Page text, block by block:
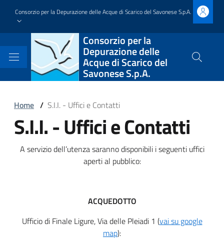
contenuto
Consorzio per la Depurazione delle Acque di Scarico del Savonese S.p.A.
Block
it-
block-
brandingdelsito
Consorzio per la
Depurazione delle
Acque di Scarico del
Savonese S.p.A.
Cerca
sito
Block
it-
block-
Home / S.I.I. - Uffici e Contatti
Block
it-
title
S.I.I. - Uffici e Contatti
Block
italiagov-
A servizio dell’utenza saranno disponibili i seguenti uffici
aperti al pubblico:
ACQUEDOTTO
Ufficio di Finale Ligure, Via delle Pleiadi 1 (vai su google
map):